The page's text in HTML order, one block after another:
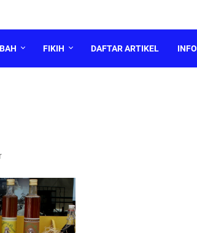
FIKIH DAFTAR ARTIKEL INFO